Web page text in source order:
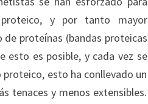
y por tanto mayor
proteínas (bandas proteicas
esto es posible, y cada vez se
esto ha conllevado un
tenaces y menos extensibles.